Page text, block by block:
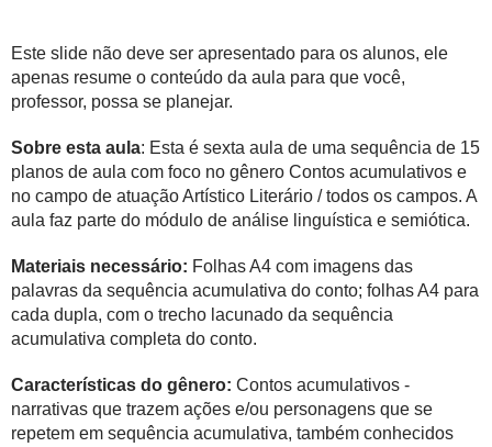
Este slide não deve ser apresentado para os alunos, ele
apenas resume o conteúdo da aula para que você,
professor, possa se planejar.
Sobre esta aula: Esta é sexta aula de uma sequência de 15
planos de aula com foco no gênero Contos acumulativos e
no campo de atuação Artístico Literário / todos os campos. A
aula faz parte do módulo de análise linguística e semiótica.
Materiais necessário: Folhas A4 com imagens das
palavras da sequência acumulativa do conto; folhas A4 para
cada dupla, com o trecho lacunado da sequência
acumulativa completa do conto.
Características do gênero: Contos acumulativos -
narrativas que trazem ações e/ou personagens que se
repetem em sequência acumulativa, também conhecidos